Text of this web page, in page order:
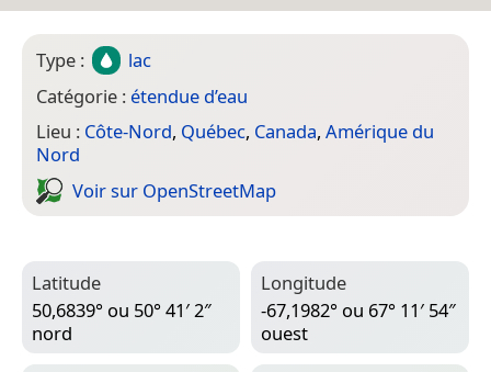
Type :
lac
Catégorie : étendue d’eau
Lieu : Côte-Nord, Québec, Canada, Amérique du
Nord
Voir sur Open­Street­Map
Latitude
50,6839° ou 50° 41′ 2″
nord
Longitude
-67,1982° ou 67° 11′ 54″
ouest